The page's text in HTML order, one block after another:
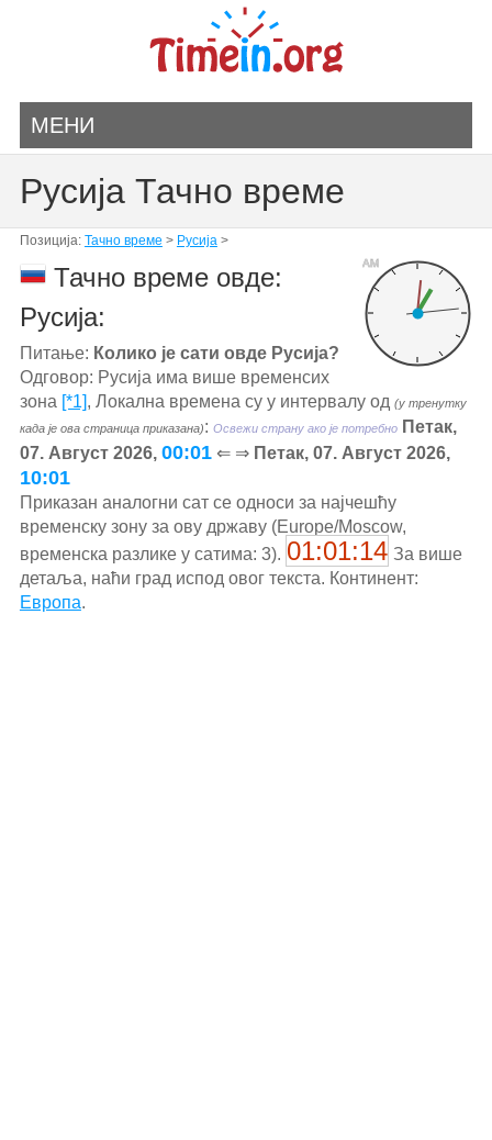
МЕНИ
Русија Тачно време
Позиција: Тачно време > Русија>
AM
Тачно време овде:
Русија:
Питање: Колико је сати овде Русија?
Одговор: Русија има више временсих
зона [*1], Локална времена су у интервалу од (у тренутку
када је ова страница приказана): Освежи страну ако је потребно Петак,
07. Август 2026, 00:01 ⇐ ⇒ Петак, 07. Август 2026,
10:01
Приказан аналогни сат се односи за најчешћу
временску зону за ову државу (Europe/Moscow,
временска разлике у сатима: 3). 01:01:14 За више
детаља, наћи град испод овог текста. Континент:
Европа.